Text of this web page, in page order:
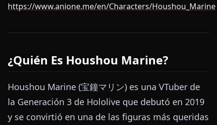
https://www.anione.me/en/Characters/Houshou_Marine
¿Quién Es Houshou Marine?
Houshou Marine (宝鐘マリン) es una VTuber de
la Generación 3 de Hololive que debutó en 2019
y se convirtió en una de las figuras más queridas